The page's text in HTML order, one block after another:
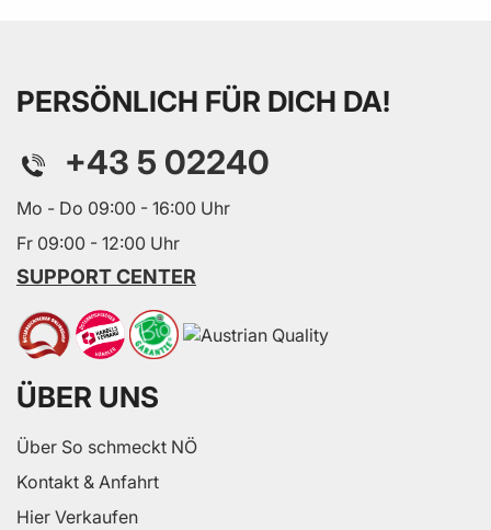
PERSÖNLICH FÜR DICH DA!
+43 5 02240
Mo - Do 09:00 - 16:00 Uhr
Fr 09:00 - 12:00 Uhr
SUPPORT CENTER
ÜBER UNS
Über So schmeckt NÖ
Kontakt & Anfahrt
Hier Verkaufen